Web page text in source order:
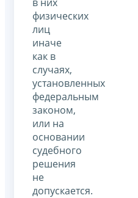
физических
лиц
иначе
как в
случаях,
установленных
федеральным
законом,
или на
основании
судебного
решения
не
допускается.